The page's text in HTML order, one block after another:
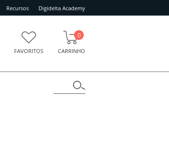
Recursos Digidelta Academy
FAVORITOS CARRINHO
0